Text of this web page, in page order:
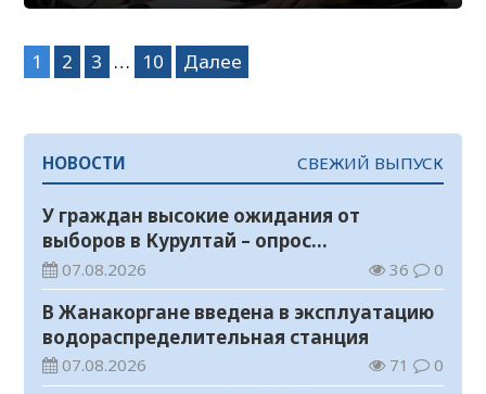
Навигация
записям
1 2 3 … 10 Далее
НОВОСТИ СВЕЖИЙ ВЫПУСК
У граждан высокие ожидания от
выборов в Курултай – опрос
общественного мнения
07.08.2026 36 0
В Жанакоргане введена в эксплуатацию
водораспределительная станция
07.08.2026 71 0